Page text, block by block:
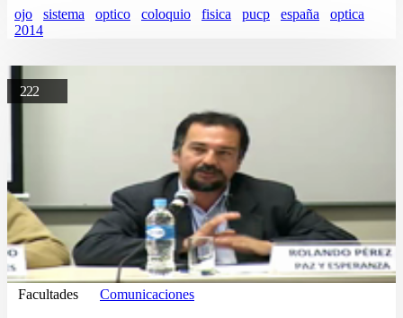
ojo sistema optico coloquio fisica pucp españa
optica
2014
222
Facultades Comunicaciones